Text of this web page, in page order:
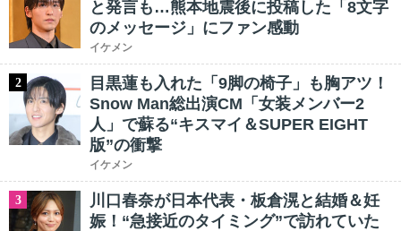
と発言も…熊本地震後に投稿した「8文字
のメッセージ」にファン感動
イケメン
2
目黒蓮も入れた「9脚の椅子」も胸アツ！
Snow Man総出演CM「女装メンバー2
人」で蘇る“キスマイ＆SUPER EIGHT
版”の衝撃
イケメン
3
川口春奈が日本代表・板倉滉と結婚＆妊
娠！“急接近のタイミング”で訪れていた